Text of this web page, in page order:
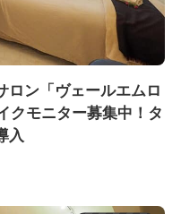
ロン「ヴェールエムロ
クモニター募集中！タ
入